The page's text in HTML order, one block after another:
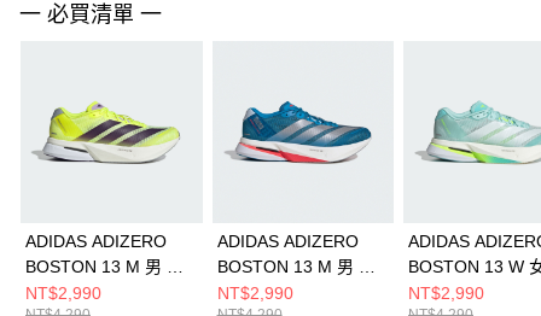
一 必買清單 一
ADIDAS ADIZERO
BOSTON 13 M 男 跑
步鞋 JP9251
NT$2,990
ADIDAS ADIZERO
BOSTON 13 M 男 跑
步鞋 JR4868
NT$2,990
ADIDAS
BOSTON 13 W
步鞋 JS4957
NT$2,990